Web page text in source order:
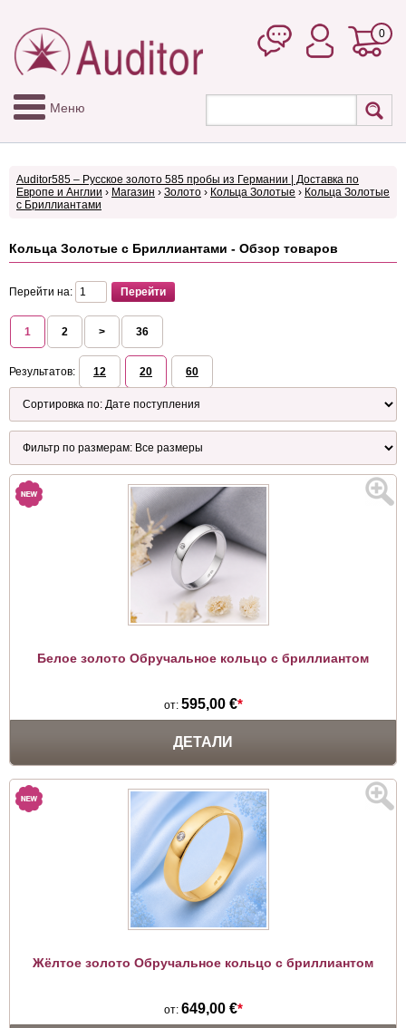
0
Меню
Auditor585 – Русское золото 585 пробы из Германии | Доставка по
Европе и Англии › Магазин › Золото › Кольца Золотые › Кольца Золотые
с Бриллиантами
Кольца Золотые с Бриллиантами - Обзор товаров
Перейти на:
1 2 > 36
Результатов: 12 20 60
Белое золото Обручальное кольцо с бриллиантом
от: 595,00 €*
ДЕТАЛИ
Жёлтое золото Обручальное кольцо с бриллиантом
от: 649,00 €*